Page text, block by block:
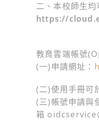
二、本校師生
https://
教育雲端帳號
(一)申請網址：
(二)使用手冊可
(三)帳號申請與
箱